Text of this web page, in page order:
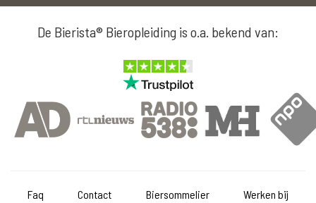
De Bierista® Bieropleiding is o.a. bekend van:
Faq Contact Biersommelier Werken bij